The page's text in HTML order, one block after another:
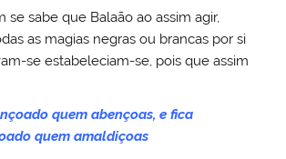
se sabe que Balaão ao assim agir,
as magias negras ou brancas por si
se estabeleciam-se, pois que assim
quem abençoas, e fica
quem amaldiçoas